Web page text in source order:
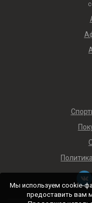
Мы используем cookie-
предоставить вам